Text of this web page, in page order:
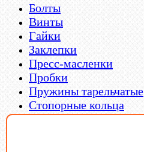
Болты
Винты
Гайки
Заклепки
Пресс-масленки
Пробки
Пружины тарельчатые
Стопорные кольца
Такелаж